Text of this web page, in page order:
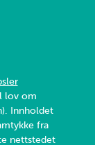
lov om
Innholdet
fra
nettstedet